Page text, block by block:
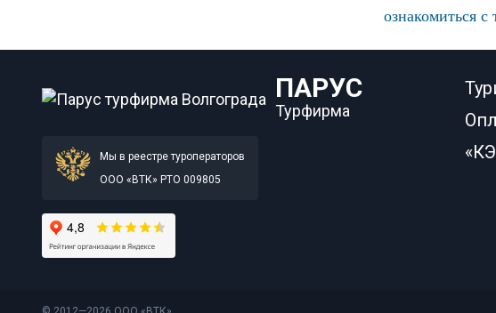
ознакомиться
ПАРУС
Турфирма
Мы в реестре туроператоров
ООО «ВТК» РТО 009805